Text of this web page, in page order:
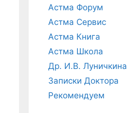
Астма Форум
Астма Сервис
Астма Книга
Астма Школа
Др. И.В. Луничкина
Записки Доктора
Рекомендуем